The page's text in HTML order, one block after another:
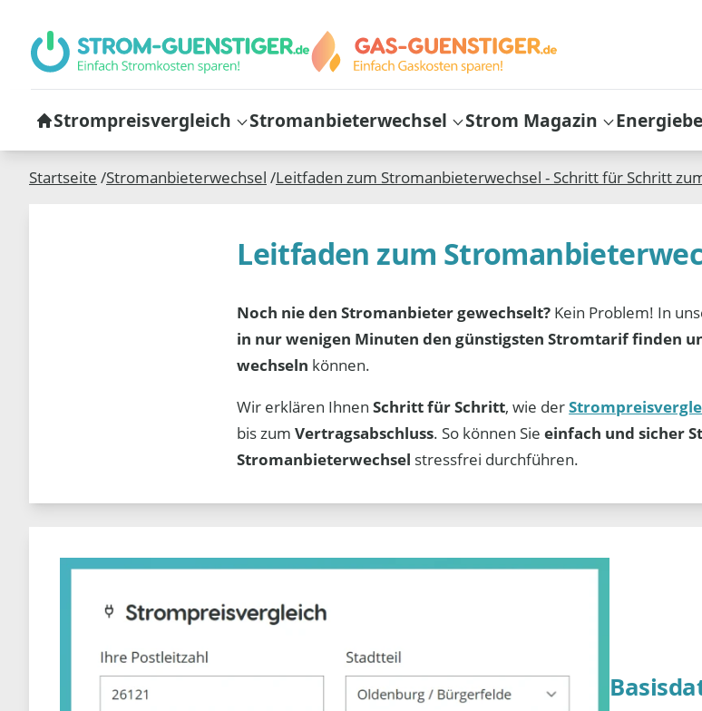
Strompreisvergleich Stromanbieterwechsel Strom Magazin
Startseite /Stromanbieterwechsel /Leitfaden zum Stromanbieterwechsel - Schritt für Schritt
Leitfaden zum
Noch nie den Stromanbieter gewechselt? Kein Problem! In
in nur wenigen Minuten den günstigsten Stromtarif finden
wechseln können.
Wir erklären IhnenSchritt für Schritt, wie der
bis zumVertragsabschluss. So können Sieeinfach und sicher
Stromanbieterwechsel stressfrei durchführen.